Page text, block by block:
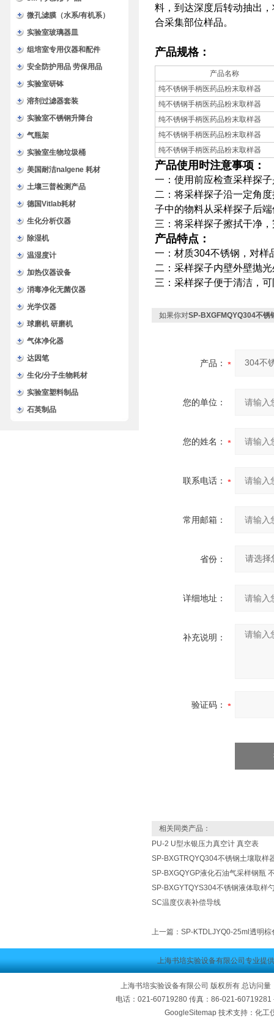
微孔滤膜（水系/有机系）
实验室玻璃器皿
组培室专用仪器和配件
安全防护用品 劳保用品
实验室研钵
溶剂过滤器套装
实验室不锈钢升降台
气瓶架
实验室生物垃圾桶
美国耐洁nalgene 耗材
土壤三普检测产品
德国Vitlab耗材
生化分析仪器
除湿机
温湿度计
加热仪器设备
消毒净化无菌仪器
光学仪器
球磨机 研磨机
气体净化器
达因笔
生化/分子生物耗材
实验室塑料制品
石英制品
料，到达深度后转动抽出
合采集部位样品。
产品规格：
产品名称
纯不锈钢手柄医药品粉末取样器
纯不锈钢手柄医药品粉末取样器
纯不锈钢手柄医药品粉末取样器
纯不锈钢手柄医药品粉末取样器
纯不锈钢手柄医药品粉末取样器
产品使用时注意事项：
一：使用前应检查采样探
二：将采样探子沿一定角
子中的物料从采样探子后
三：将采样探子擦拭干净
产品特点：
一：材质304不锈钢，对样
二：采样探子内壁外壁抛
三：采样探子便于清洁，
如果你对SP-BXGFMQYQ304不锈
产品：
您的单位：
您的姓名：
联系电话：
常用邮箱：
省份：
详细地址：
补充说明：
验证码：
相关同类产品：
PU-2 U型水银压力真空计 真空表
SP-BXGTRQYQ304不锈钢土壤取样
SP-BXGQYGP液化石油气采样钢瓶
SP-BXGYTQYS304不锈钢液体取样
SC温度仪表补偿导线
上一篇： SP-KTDLJYQ0-25ml透明
上海书培实验设备有限公司专业提供
上海书培实验设备有限公司 版权所有 总访问量
电话：021-60719280 传真：86-021-
GoogleSitemap技术支持：化工